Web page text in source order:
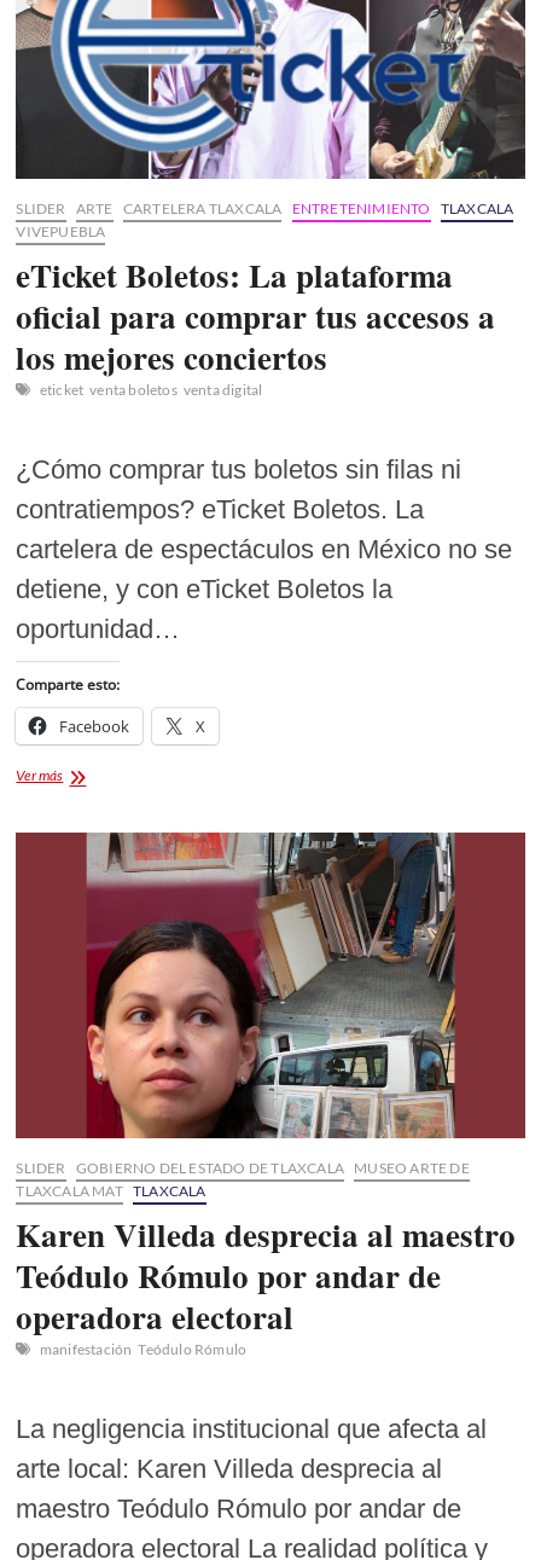
de
registro
y
costos
SLIDER ARTE CARTELERA TLAXCALA ENTRETENIMIENTO
TLAXCALA
VIVEPUEBLA
eTicket Boletos: La plataforma
oficial para comprar tus accesos a
los mejores conciertos
eticket venta boletos venta digital
¿Cómo comprar tus boletos sin filas ni
contratiempos? eTicket Boletos. La
cartelera de espectáculos en México no se
detiene, y con eTicket Boletos la
oportunidad…
Comparte esto:
Facebook X
Ver máseTicket
plataforma
oficial
para
accesos
mejores
conciertos
SLIDER GOBIERNO DEL ESTADO DE TLAXCALA MUSEO ARTE DE
TLAXCALA MAT TLAXCALA
Karen Villeda desprecia al maestro
Teódulo Rómulo por andar de
operadora electoral
manifestación Teódulo Rómulo
La negligencia institucional que afecta al
arte local: Karen Villeda desprecia al
maestro Teódulo Rómulo por andar de
operadora electoral La realidad política y